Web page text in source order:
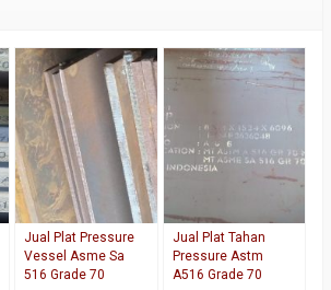
Jual Plat Pressure
Vessel Asme Sa
516 Grade 70
Jual Plat Tahan
Pressure Astm
A516 Grade 70